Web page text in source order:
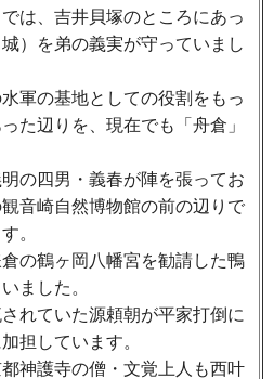
は、吉井貝塚のところにあっ
）を弟の義実が守っていまし
軍の基地としての役割をもっ
た辺りを、現在でも「舟倉」
の四男・義春が陣を張ってお
音崎自然博物館の前の辺りで
。
の鶴ヶ岡八幡宮を勧請した鴨
ました。
れていた源頼朝が平家打倒に
担しています。
神護寺の僧・文覚上人も西叶